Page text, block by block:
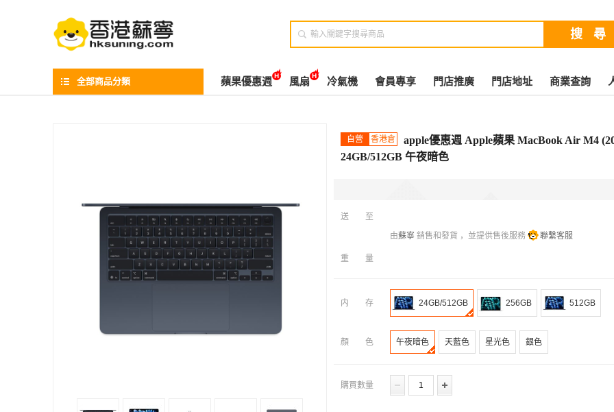

全部商品分類 蘋果優惠週 風扇 冷氣機 會員專享 門店推廣 門店地址 商業查詢
自營 香港倉
apple優惠週 Apple蘋果 MacBook Air M4
24GB/512GB 午夜暗色
送至
由蘇寧 銷售和發貨 ，並提供售後服務 聯繫客服
重量
内存 24GB/512GB 256GB 512GB
顔色 午夜暗色 天藍色 星光色 銀色
購買數量